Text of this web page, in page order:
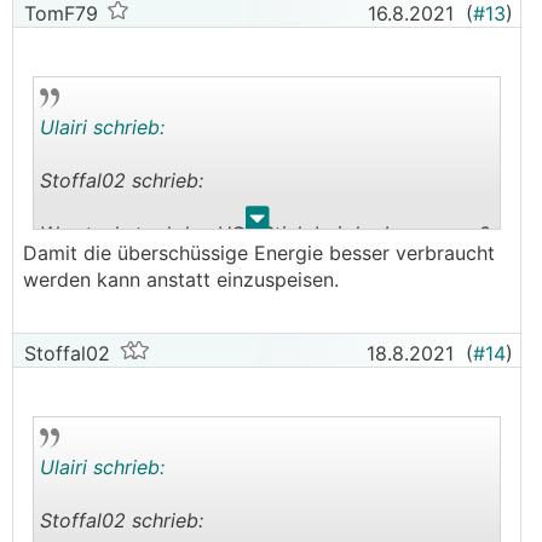
TomF79 16.8.2021 (#13)
. .
Ulairi schrieb:
Stoffal02 schrieb:
Wo steckst ud den USB Stick bei der Loxone an?
Die hat doch gar keinen USB Anschluss...
Modbusextension benötigt, da der Modbus
Energiezähler und KNV nicht auf einer verwendet
Modbus bei der Wärmepumpe benötigst du aber
meiner Meinung nach nur, wenn du die Daten
Warmwassertemperatur erhöhung usw. nehme
Damit die überschüssige Energie besser verbraucht
werden kann anstatt einzuspeisen.
Stoffal02 18.8.2021 (#14)
Ulairi schrieb:
Stoffal02 schrieb: